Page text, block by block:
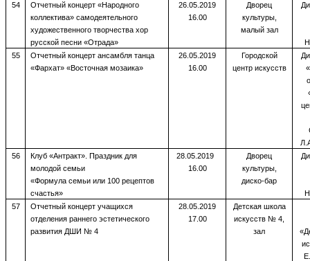
54
Отчетный концерт «Народного
коллектива» самодеятельного
художественного творчества хор
русской песни «Отрада»
26.05.2019
16.00
Дворец
культуры,
малый зал
55
Отчетный концерт ансамбля танца
«Фархат» «Восточная мозаика»
26.05.2019
16.00
Городской
центр искусств
56
Клуб «Антракт». Праздник для
молодой семьи
«Формула семьи или 100 рецептов
счастья»
28.05.2019
16.00
Дворец
культуры,
диско-бар
57
Отчетный концерт учащихся
отделения раннего эстетического
развития ДШИ № 4
28.05.2019
17.00
Детская школа
искусств № 4,
зал